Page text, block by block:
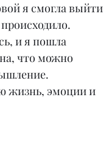
я смогла выйти
и я пошла
что можно
жизнь, эмоции и